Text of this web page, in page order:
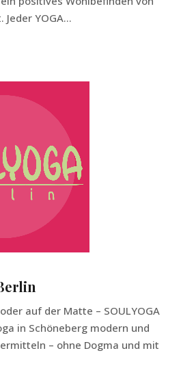
YOGA...
auf der Matte – SOULYOGA
in Schöneberg modern und
– ohne Dogma und mit